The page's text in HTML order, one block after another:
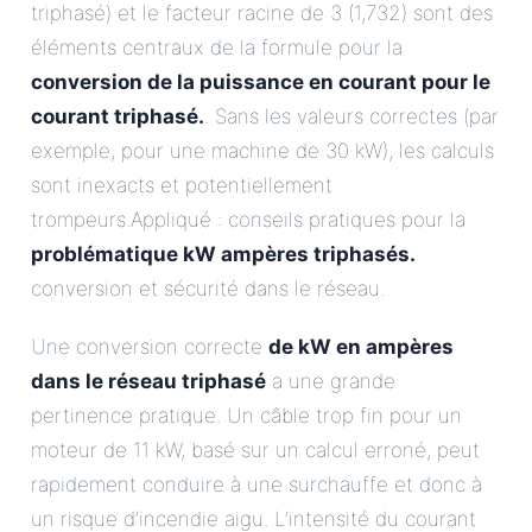
triphasé) et le facteur racine de 3 (1,732) sont des
éléments centraux de la formule pour la
conversion de la puissance en courant pour le
courant triphasé.. Sans les valeurs correctes (par
exemple, pour une machine de 30 kW), les calculs
sont inexacts et potentiellement
trompeurs.Appliqué : conseils pratiques pour la
problématique kW ampères triphasés.
conversion et sécurité dans le réseau.
Une conversion correcte de kW en ampères
dans le réseau triphasé a une grande
pertinence pratique. Un câble trop fin pour un
moteur de 11 kW, basé sur un calcul erroné, peut
rapidement conduire à une surchauffe et donc à
un risque d’incendie aigu. L’intensité du courant